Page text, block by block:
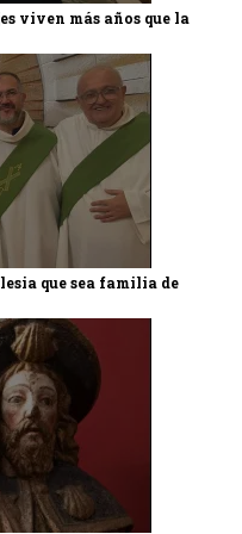
viven más años que la
que sea familia de